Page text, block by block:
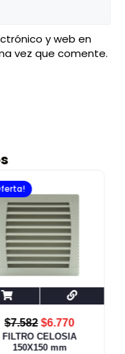
y web en
vez que comente.
FILTRO CELOSIA
150X150 mm
$7.582 $6.770